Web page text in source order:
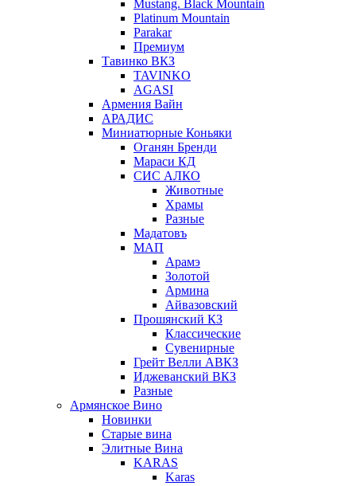
Mustang. Black Mountain
Platinum Mountain
Parakar
Премиум
Тавинко ВКЗ
TAVINKO
AGASI
Армения Вайн
АРАДИС
Миниатюрные Коньяки
Оганян Бренди
Мараси КД
СИС АЛКО
Животные
Храмы
Разные
Мадатовъ
МАП
Арамэ
Золотой
Армина
Айвазовский
Прошянский КЗ
Классические
Сувенирные
Грейт Велли АВКЗ
Иджеванский ВКЗ
Разные
Армянское Вино
Новинки
Старые вина
Элитные Вина
KARAS
Karas